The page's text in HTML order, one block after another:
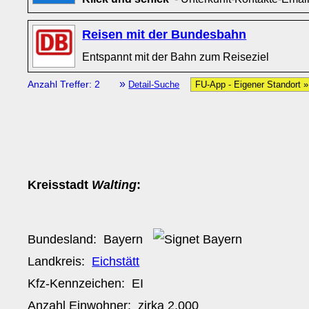
Reisen mit der Bundesbahn
Entspannt mit der Bahn zum Reiseziel
Anzahl Treffer: 2 » Detail-Suche FU-App - Eigener Standort
Kreisstadt Walting:
Bundesland: Bayern
Landkreis: Eichstätt
Kfz-Kennzeichen: EI
Anzahl Einwohner: zirka 2.000